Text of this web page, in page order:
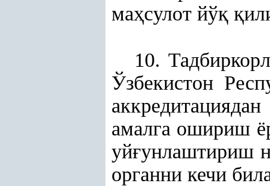
маҳсулот йўқ қ
10.
Ўзбекистон
амалга ошириш
уйғунлаштириш
органни кечи